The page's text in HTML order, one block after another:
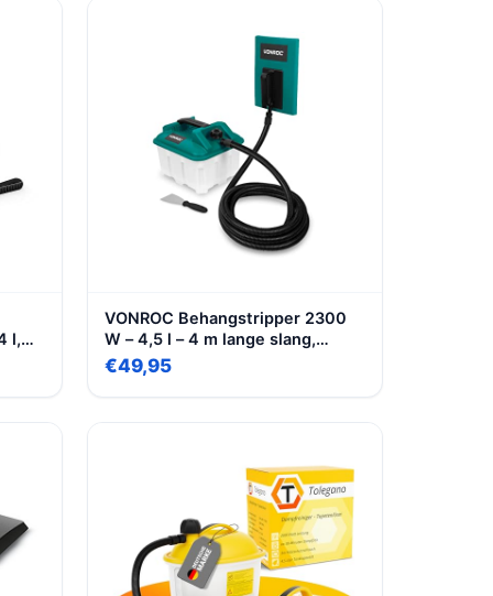
l,
en
VONROC Behangstripper 2300
W – 4,5 l – 4 m lange slang,
spatel voor muren (2300W –
4,0m)
€49,95